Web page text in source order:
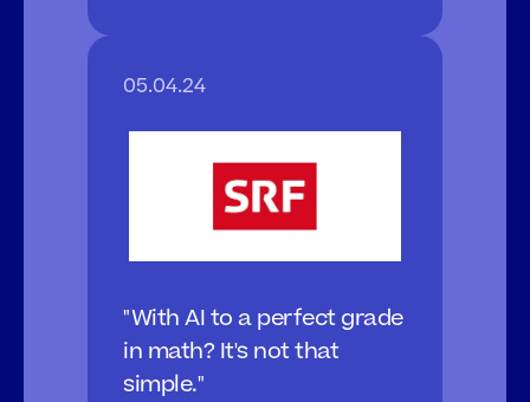
05.04.24
"With AI to a perfect grade
in math? It's not that
simple."